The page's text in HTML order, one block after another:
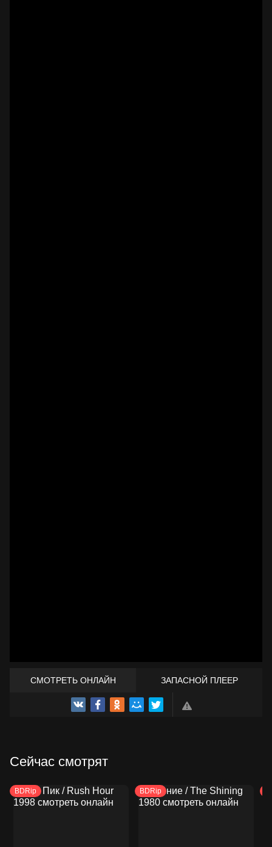
СМОТРЕТЬ ОНЛАЙН ЗАПАСНОЙ ПЛЕЕР
ТРЕЙЛЕР
Сейчас смотрят
BDRip BDRip